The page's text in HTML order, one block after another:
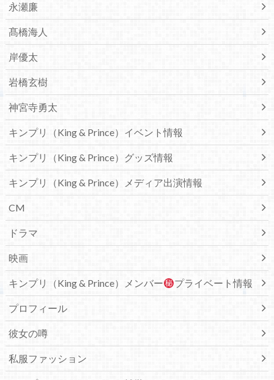
永瀬廉
髙橋海人
岸優太
岩橋玄樹
神宮寺勇太
キンプリ（King & Prince）イベント情報
キンプリ（King & Prince）グッズ情報
キンプリ（King & Prince）メディア出演情報
CM
ドラマ
映画
キンプリ（King & Prince）メンバー プライベート情報
プロフィール
彼女の噂
私服ファッション